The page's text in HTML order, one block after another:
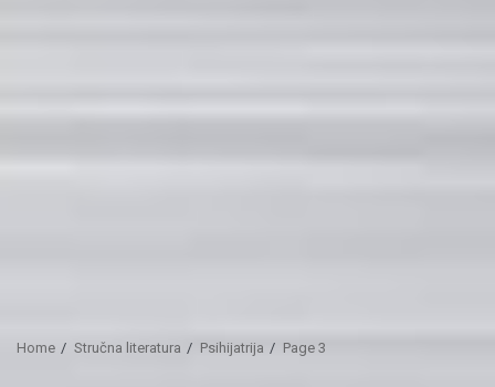
Home Stručna literatura Psihijatrija Page 3